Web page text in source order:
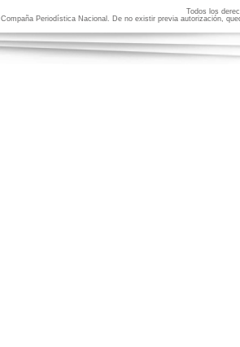
Todos los
Compaña Periodística Nacional. De no existir previa autorización,